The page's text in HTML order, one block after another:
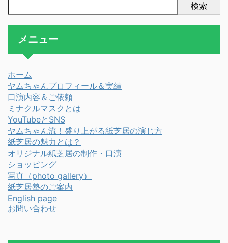
検索
メニュー
ホーム
ヤムちゃんプロフィール＆実績
口演内容＆ご依頼
ミナクルマスクとは
YouTubeとSNS
ヤムちゃん流！盛り上がる紙芝居の演じ方
紙芝居の魅力とは？
オリジナル紙芝居の制作・口演
ショッピング
写真（photo gallery）
紙芝居塾のご案内
English page
お問い合わせ